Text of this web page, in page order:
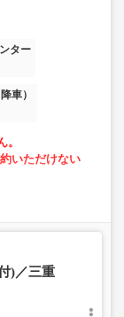
ター
車）
いただけない
)／三重